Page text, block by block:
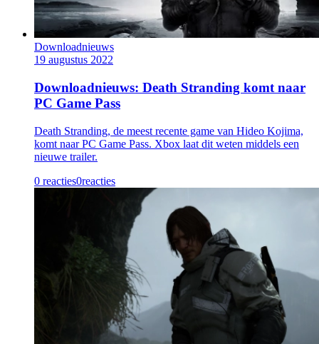
Downloadnieuws
19 augustus 2022
Downloadnieuws: Death Stranding komt naar
PC Game Pass
Death Stranding, de meest recente game van Hideo Kojima,
komt naar PC Game Pass. Xbox laat dit weten middels een
nieuwe trailer.
0 reacties0reacties